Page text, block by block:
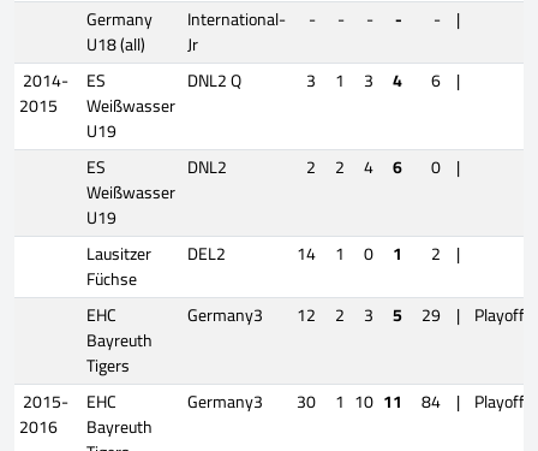
Germany
U18 (all)
International-
Jr
- - - - - |
2014-
2015
ES
Weißwasser
U19
DNL2 Q 3 1 3 4 6 |
ES
Weißwasser
U19
DNL2 2 2 4 6 0 |
Lausitzer
Füchse
DEL2 14 1 0 1 2 |
EHC
Bayreuth
Tigers
Germany3 12 2 3 5 29 | Playoffs
2015-
2016
EHC
Bayreuth
Germany3 30 1 10 11 84 | Playoffs